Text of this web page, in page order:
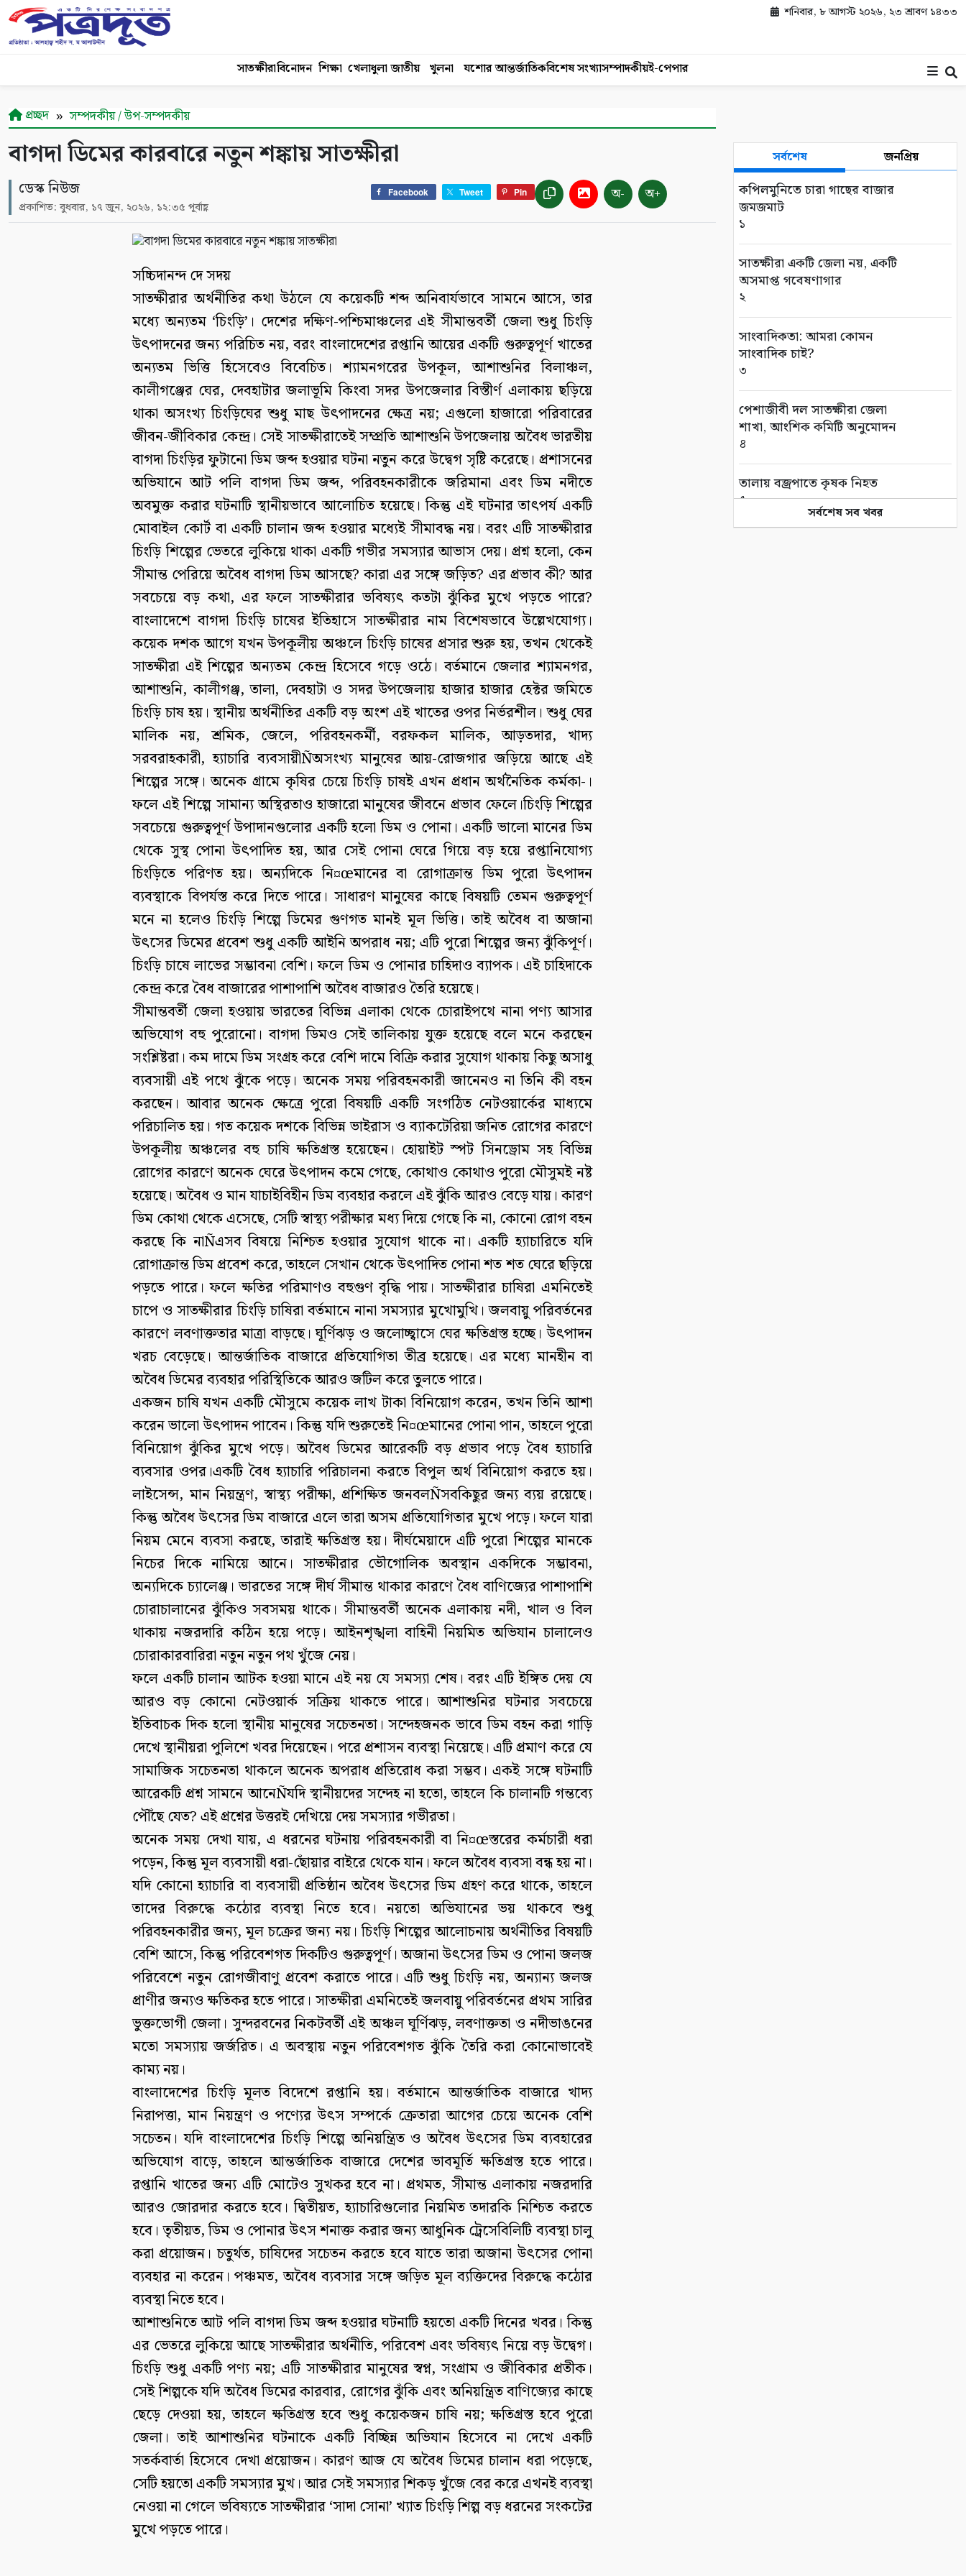
শনিবার, ৮ আগস্ট ২০২৬, ২৩ শ্রাবণ ১৪৩৩
সাতক্ষীরাবিনোদন শিক্ষা খেলাধুলা জাতীয় খুলনা যশোর আন্তর্জাতিকবিশেষ সংখ্যাসম্পাদকীয়ই-পেপার
প্রচ্ছদ সম্পদকীয় / উপ-সম্পদকীয়
বাগদা ডিমের কারবারে নতুন শঙ্কায় সাতক্ষীরা
ডেস্ক নিউজ
প্রকাশিত: বুধবার, ১৭ জুন, ২০২৬, ১২:৩৫ পূর্বাহ্ণ
Facebook Tweet Pin অ- অ+
সচ্চিদানন্দ দে সদয়
সাতক্ষীরার অর্থনীতির কথা উঠলে যে কয়েকটি শব্দ অনিবার্যভাবে সামনে আসে, তার
মধ্যে অন্যতম ‘চিংড়ি’। দেশের দক্ষিণ-পশ্চিমাঞ্চলের এই সীমান্তবর্তী জেলা শুধু চিংড়ি
উৎপাদনের জন্য পরিচিত নয়, বরং বাংলাদেশের রপ্তানি আয়ের একটি গুরুত্বপূর্ণ খাতের
অন্যতম ভিত্তি হিসেবেও বিবেচিত। শ্যামনগরের উপকূল, আশাশুনির বিলাঞ্চল,
কালীগঞ্জের ঘের, দেবহাটার জলাভূমি কিংবা সদর উপজেলার বিস্তীর্ণ এলাকায় ছড়িয়ে
থাকা অসংখ্য চিংড়িঘের শুধু মাছ উৎপাদনের ক্ষেত্র নয়; এগুলো হাজারো পরিবারের
জীবন-জীবিকার কেন্দ্র। সেই সাতক্ষীরাতেই সম্প্রতি আশাশুনি উপজেলায় অবৈধ ভারতীয়
বাগদা চিংড়ির ফুটানো ডিম জব্দ হওয়ার ঘটনা নতুন করে উদ্বেগ সৃষ্টি করেছে। প্রশাসনের
অভিযানে আট পলি বাগদা ডিম জব্দ, পরিবহনকারীকে জরিমানা এবং ডিম নদীতে
অবমুক্ত করার ঘটনাটি স্থানীয়ভাবে আলোচিত হয়েছে। কিন্তু এই ঘটনার তাৎপর্য একটি
মোবাইল কোর্ট বা একটি চালান জব্দ হওয়ার মধ্যেই সীমাবদ্ধ নয়। বরং এটি সাতক্ষীরার
চিংড়ি শিল্পের ভেতরে লুকিয়ে থাকা একটি গভীর সমস্যার আভাস দেয়। প্রশ্ন হলো, কেন
সীমান্ত পেরিয়ে অবৈধ বাগদা ডিম আসছে? কারা এর সঙ্গে জড়িত? এর প্রভাব কী? আর
সবচেয়ে বড় কথা, এর ফলে সাতক্ষীরার ভবিষ্যৎ কতটা ঝুঁকির মুখে পড়তে পারে?
বাংলাদেশে বাগদা চিংড়ি চাষের ইতিহাসে সাতক্ষীরার নাম বিশেষভাবে উল্লেখযোগ্য।
কয়েক দশক আগে যখন উপকূলীয় অঞ্চলে চিংড়ি চাষের প্রসার শুরু হয়, তখন থেকেই
সাতক্ষীরা এই শিল্পের অন্যতম কেন্দ্র হিসেবে গড়ে ওঠে। বর্তমানে জেলার শ্যামনগর,
আশাশুনি, কালীগঞ্জ, তালা, দেবহাটা ও সদর উপজেলায় হাজার হাজার হেক্টর জমিতে
চিংড়ি চাষ হয়। স্থানীয় অর্থনীতির একটি বড় অংশ এই খাতের ওপর নির্ভরশীল। শুধু ঘের
মালিক নয়, শ্রমিক, জেলে, পরিবহনকর্মী, বরফকল মালিক, আড়তদার, খাদ্য
সরবরাহকারী, হ্যাচারি ব্যবসায়ীÑঅসংখ্য মানুষের আয়-রোজগার জড়িয়ে আছে এই
শিল্পের সঙ্গে। অনেক গ্রামে কৃষির চেয়ে চিংড়ি চাষই এখন প্রধান অর্থনৈতিক কর্মকা-।
ফলে এই শিল্পে সামান্য অস্থিরতাও হাজারো মানুষের জীবনে প্রভাব ফেলে।চিংড়ি শিল্পের
সবচেয়ে গুরুত্বপূর্ণ উপাদানগুলোর একটি হলো ডিম ও পোনা। একটি ভালো মানের ডিম
থেকে সুস্থ পোনা উৎপাদিত হয়, আর সেই পোনা ঘেরে গিয়ে বড় হয়ে রপ্তানিযোগ্য
চিংড়িতে পরিণত হয়। অন্যদিকে নি¤œমানের বা রোগাক্রান্ত ডিম পুরো উৎপাদন
ব্যবস্থাকে বিপর্যস্ত করে দিতে পারে। সাধারণ মানুষের কাছে বিষয়টি তেমন গুরুত্বপূর্ণ
মনে না হলেও চিংড়ি শিল্পে ডিমের গুণগত মানই মূল ভিত্তি। তাই অবৈধ বা অজানা
উৎসের ডিমের প্রবেশ শুধু একটি আইনি অপরাধ নয়; এটি পুরো শিল্পের জন্য ঝুঁকিপূর্ণ।
চিংড়ি চাষে লাভের সম্ভাবনা বেশি। ফলে ডিম ও পোনার চাহিদাও ব্যাপক। এই চাহিদাকে
কেন্দ্র করে বৈধ বাজারের পাশাপাশি অবৈধ বাজারও তৈরি হয়েছে।
সীমান্তবর্তী জেলা হওয়ায় ভারতের বিভিন্ন এলাকা থেকে চোরাইপথে নানা পণ্য আসার
অভিযোগ বহু পুরোনো। বাগদা ডিমও সেই তালিকায় যুক্ত হয়েছে বলে মনে করছেন
সংশ্লিষ্টরা। কম দামে ডিম সংগ্রহ করে বেশি দামে বিক্রি করার সুযোগ থাকায় কিছু অসাধু
ব্যবসায়ী এই পথে ঝুঁকে পড়ে। অনেক সময় পরিবহনকারী জানেনও না তিনি কী বহন
করছেন। আবার অনেক ক্ষেত্রে পুরো বিষয়টি একটি সংগঠিত নেটওয়ার্কের মাধ্যমে
পরিচালিত হয়। গত কয়েক দশকে বিভিন্ন ভাইরাস ও ব্যাকটেরিয়া জনিত রোগের কারণে
উপকূলীয় অঞ্চলের বহু চাষি ক্ষতিগ্রস্ত হয়েছেন। হোয়াইট স্পট সিনড্রোম সহ বিভিন্ন
রোগের কারণে অনেক ঘেরে উৎপাদন কমে গেছে, কোথাও কোথাও পুরো মৌসুমই নষ্ট
হয়েছে। অবৈধ ও মান যাচাইবিহীন ডিম ব্যবহার করলে এই ঝুঁকি আরও বেড়ে যায়। কারণ
ডিম কোথা থেকে এসেছে, সেটি স্বাস্থ্য পরীক্ষার মধ্য দিয়ে গেছে কি না, কোনো রোগ বহন
করছে কি নাÑএসব বিষয়ে নিশ্চিত হওয়ার সুযোগ থাকে না। একটি হ্যাচারিতে যদি
রোগাক্রান্ত ডিম প্রবেশ করে, তাহলে সেখান থেকে উৎপাদিত পোনা শত শত ঘেরে ছড়িয়ে
পড়তে পারে। ফলে ক্ষতির পরিমাণও বহুগুণ বৃদ্ধি পায়। সাতক্ষীরার চাষিরা এমনিতেই
চাপে ও সাতক্ষীরার চিংড়ি চাষিরা বর্তমানে নানা সমস্যার মুখোমুখি। জলবায়ু পরিবর্তনের
কারণে লবণাক্ততার মাত্রা বাড়ছে। ঘূর্ণিঝড় ও জলোচ্ছ্বাসে ঘের ক্ষতিগ্রস্ত হচ্ছে। উৎপাদন
খরচ বেড়েছে। আন্তর্জাতিক বাজারে প্রতিযোগিতা তীব্র হয়েছে। এর মধ্যে মানহীন বা
অবৈধ ডিমের ব্যবহার পরিস্থিতিকে আরও জটিল করে তুলতে পারে।
একজন চাষি যখন একটি মৌসুমে কয়েক লাখ টাকা বিনিয়োগ করেন, তখন তিনি আশা
করেন ভালো উৎপাদন পাবেন। কিন্তু যদি শুরুতেই নি¤œমানের পোনা পান, তাহলে পুরো
বিনিয়োগ ঝুঁকির মুখে পড়ে। অবৈধ ডিমের আরেকটি বড় প্রভাব পড়ে বৈধ হ্যাচারি
ব্যবসার ওপর।একটি বৈধ হ্যাচারি পরিচালনা করতে বিপুল অর্থ বিনিয়োগ করতে হয়।
লাইসেন্স, মান নিয়ন্ত্রণ, স্বাস্থ্য পরীক্ষা, প্রশিক্ষিত জনবলÑসবকিছুর জন্য ব্যয় রয়েছে।
কিন্তু অবৈধ উৎসের ডিম বাজারে এলে তারা অসম প্রতিযোগিতার মুখে পড়ে। ফলে যারা
নিয়ম মেনে ব্যবসা করছে, তারাই ক্ষতিগ্রস্ত হয়। দীর্ঘমেয়াদে এটি পুরো শিল্পের মানকে
নিচের দিকে নামিয়ে আনে। সাতক্ষীরার ভৌগোলিক অবস্থান একদিকে সম্ভাবনা,
অন্যদিকে চ্যালেঞ্জ। ভারতের সঙ্গে দীর্ঘ সীমান্ত থাকার কারণে বৈধ বাণিজ্যের পাশাপাশি
চোরাচালানের ঝুঁকিও সবসময় থাকে। সীমান্তবর্তী অনেক এলাকায় নদী, খাল ও বিল
থাকায় নজরদারি কঠিন হয়ে পড়ে। আইনশৃঙ্খলা বাহিনী নিয়মিত অভিযান চালালেও
চোরাকারবারিরা নতুন নতুন পথ খুঁজে নেয়।
ফলে একটি চালান আটক হওয়া মানে এই নয় যে সমস্যা শেষ। বরং এটি ইঙ্গিত দেয় যে
আরও বড় কোনো নেটওয়ার্ক সক্রিয় থাকতে পারে। আশাশুনির ঘটনার সবচেয়ে
ইতিবাচক দিক হলো স্থানীয় মানুষের সচেতনতা। সন্দেহজনক ভাবে ডিম বহন করা গাড়ি
দেখে স্থানীয়রা পুলিশে খবর দিয়েছেন। পরে প্রশাসন ব্যবস্থা নিয়েছে। এটি প্রমাণ করে যে
সামাজিক সচেতনতা থাকলে অনেক অপরাধ প্রতিরোধ করা সম্ভব। একই সঙ্গে ঘটনাটি
আরেকটি প্রশ্ন সামনে আনেÑযদি স্থানীয়দের সন্দেহ না হতো, তাহলে কি চালানটি গন্তব্যে
পৌঁছে যেত? এই প্রশ্নের উত্তরই দেখিয়ে দেয় সমস্যার গভীরতা।
অনেক সময় দেখা যায়, এ ধরনের ঘটনায় পরিবহনকারী বা নি¤œস্তরের কর্মচারী ধরা
পড়েন, কিন্তু মূল ব্যবসায়ী ধরা-ছোঁয়ার বাইরে থেকে যান। ফলে অবৈধ ব্যবসা বন্ধ হয় না।
যদি কোনো হ্যাচারি বা ব্যবসায়ী প্রতিষ্ঠান অবৈধ উৎসের ডিম গ্রহণ করে থাকে, তাহলে
তাদের বিরুদ্ধে কঠোর ব্যবস্থা নিতে হবে। নয়তো অভিযানের ভয় থাকবে শুধু
পরিবহনকারীর জন্য, মূল চক্রের জন্য নয়। চিংড়ি শিল্পের আলোচনায় অর্থনীতির বিষয়টি
বেশি আসে, কিন্তু পরিবেশগত দিকটিও গুরুত্বপূর্ণ। অজানা উৎসের ডিম ও পোনা জলজ
পরিবেশে নতুন রোগজীবাণু প্রবেশ করাতে পারে। এটি শুধু চিংড়ি নয়, অন্যান্য জলজ
প্রাণীর জন্যও ক্ষতিকর হতে পারে। সাতক্ষীরা এমনিতেই জলবায়ু পরিবর্তনের প্রথম সারির
ভুক্তভোগী জেলা। সুন্দরবনের নিকটবর্তী এই অঞ্চল ঘূর্ণিঝড়, লবণাক্ততা ও নদীভাঙনের
মতো সমস্যায় জর্জরিত। এ অবস্থায় নতুন পরিবেশগত ঝুঁকি তৈরি করা কোনোভাবেই
কাম্য নয়।
বাংলাদেশের চিংড়ি মূলত বিদেশে রপ্তানি হয়। বর্তমানে আন্তর্জাতিক বাজারে খাদ্য
নিরাপত্তা, মান নিয়ন্ত্রণ ও পণ্যের উৎস সম্পর্কে ক্রেতারা আগের চেয়ে অনেক বেশি
সচেতন। যদি বাংলাদেশের চিংড়ি শিল্পে অনিয়ন্ত্রিত ও অবৈধ উৎসের ডিম ব্যবহারের
অভিযোগ বাড়ে, তাহলে আন্তর্জাতিক বাজারে দেশের ভাবমূর্তি ক্ষতিগ্রস্ত হতে পারে।
রপ্তানি খাতের জন্য এটি মোটেও সুখকর হবে না। প্রথমত, সীমান্ত এলাকায় নজরদারি
আরও জোরদার করতে হবে। দ্বিতীয়ত, হ্যাচারিগুলোর নিয়মিত তদারকি নিশ্চিত করতে
হবে। তৃতীয়ত, ডিম ও পোনার উৎস শনাক্ত করার জন্য আধুনিক ট্রেসেবিলিটি ব্যবস্থা চালু
করা প্রয়োজন। চতুর্থত, চাষিদের সচেতন করতে হবে যাতে তারা অজানা উৎসের পোনা
ব্যবহার না করেন। পঞ্চমত, অবৈধ ব্যবসার সঙ্গে জড়িত মূল ব্যক্তিদের বিরুদ্ধে কঠোর
ব্যবস্থা নিতে হবে।
আশাশুনিতে আট পলি বাগদা ডিম জব্দ হওয়ার ঘটনাটি হয়তো একটি দিনের খবর। কিন্তু
এর ভেতরে লুকিয়ে আছে সাতক্ষীরার অর্থনীতি, পরিবেশ এবং ভবিষ্যৎ নিয়ে বড় উদ্বেগ।
চিংড়ি শুধু একটি পণ্য নয়; এটি সাতক্ষীরার মানুষের স্বপ্ন, সংগ্রাম ও জীবিকার প্রতীক।
সেই শিল্পকে যদি অবৈধ ডিমের কারবার, রোগের ঝুঁকি এবং অনিয়ন্ত্রিত বাণিজ্যের কাছে
ছেড়ে দেওয়া হয়, তাহলে ক্ষতিগ্রস্ত হবে শুধু কয়েকজন চাষি নয়; ক্ষতিগ্রস্ত হবে পুরো
জেলা। তাই আশাশুনির ঘটনাকে একটি বিচ্ছিন্ন অভিযান হিসেবে না দেখে একটি
সতর্কবার্তা হিসেবে দেখা প্রয়োজন। কারণ আজ যে অবৈধ ডিমের চালান ধরা পড়েছে,
সেটি হয়তো একটি সমস্যার মুখ। আর সেই সমস্যার শিকড় খুঁজে বের করে এখনই ব্যবস্থা
নেওয়া না গেলে ভবিষ্যতে সাতক্ষীরার ‘সাদা সোনা’ খ্যাত চিংড়ি শিল্প বড় ধরনের সংকটের
মুখে পড়তে পারে।
সর্বশেষ জনপ্রিয়
কপিলমুনিতে চারা গাছের বাজার
জমজমাট
১
সাতক্ষীরা একটি জেলা নয়, একটি
অসমাপ্ত গবেষণাগার
২
সাংবাদিকতা: আমরা কোমন
সাংবাদিক চাই?
৩
পেশাজীবী দল সাতক্ষীরা জেলা
শাখা, আংশিক কমিটি অনুমোদন
৪
তালায় বজ্রপাতে কৃষক নিহত
৫
সর্বশেষ সব খবর